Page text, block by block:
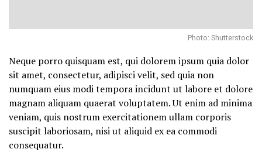
Photo: Shutterstock
Neque porro quisquam est, qui dolorem ipsum quia dolor
sit amet, consectetur, adipisci velit, sed quia non
numquam eius modi tempora incidunt ut labore et dolore
magnam aliquam quaerat voluptatem. Ut enim ad minima
veniam, quis nostrum exercitationem ullam corporis
suscipit laboriosam, nisi ut aliquid ex ea commodi
consequatur.